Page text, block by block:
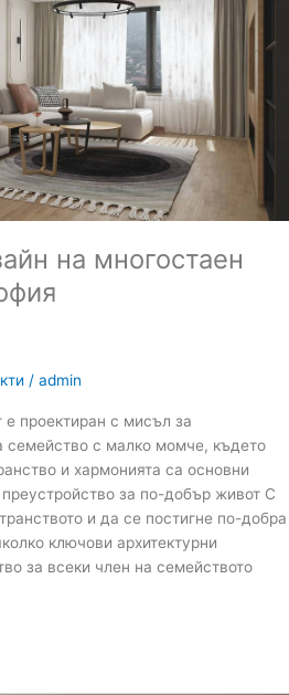
на многостаен
/ admin
е проектиран с мисъл за
семейство с малко момче, където
и хармонията са основни
за по-добър живот С
и да се постигне по-добра
ключови архитектурни
за всеки член на семейството